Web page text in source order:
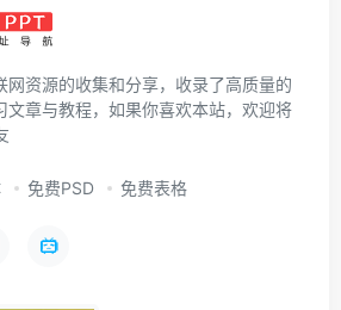
网资源的收集和分享，收录了高质量的
文章与教程，如果你喜欢本站，欢迎将
免费PSD 免费表格